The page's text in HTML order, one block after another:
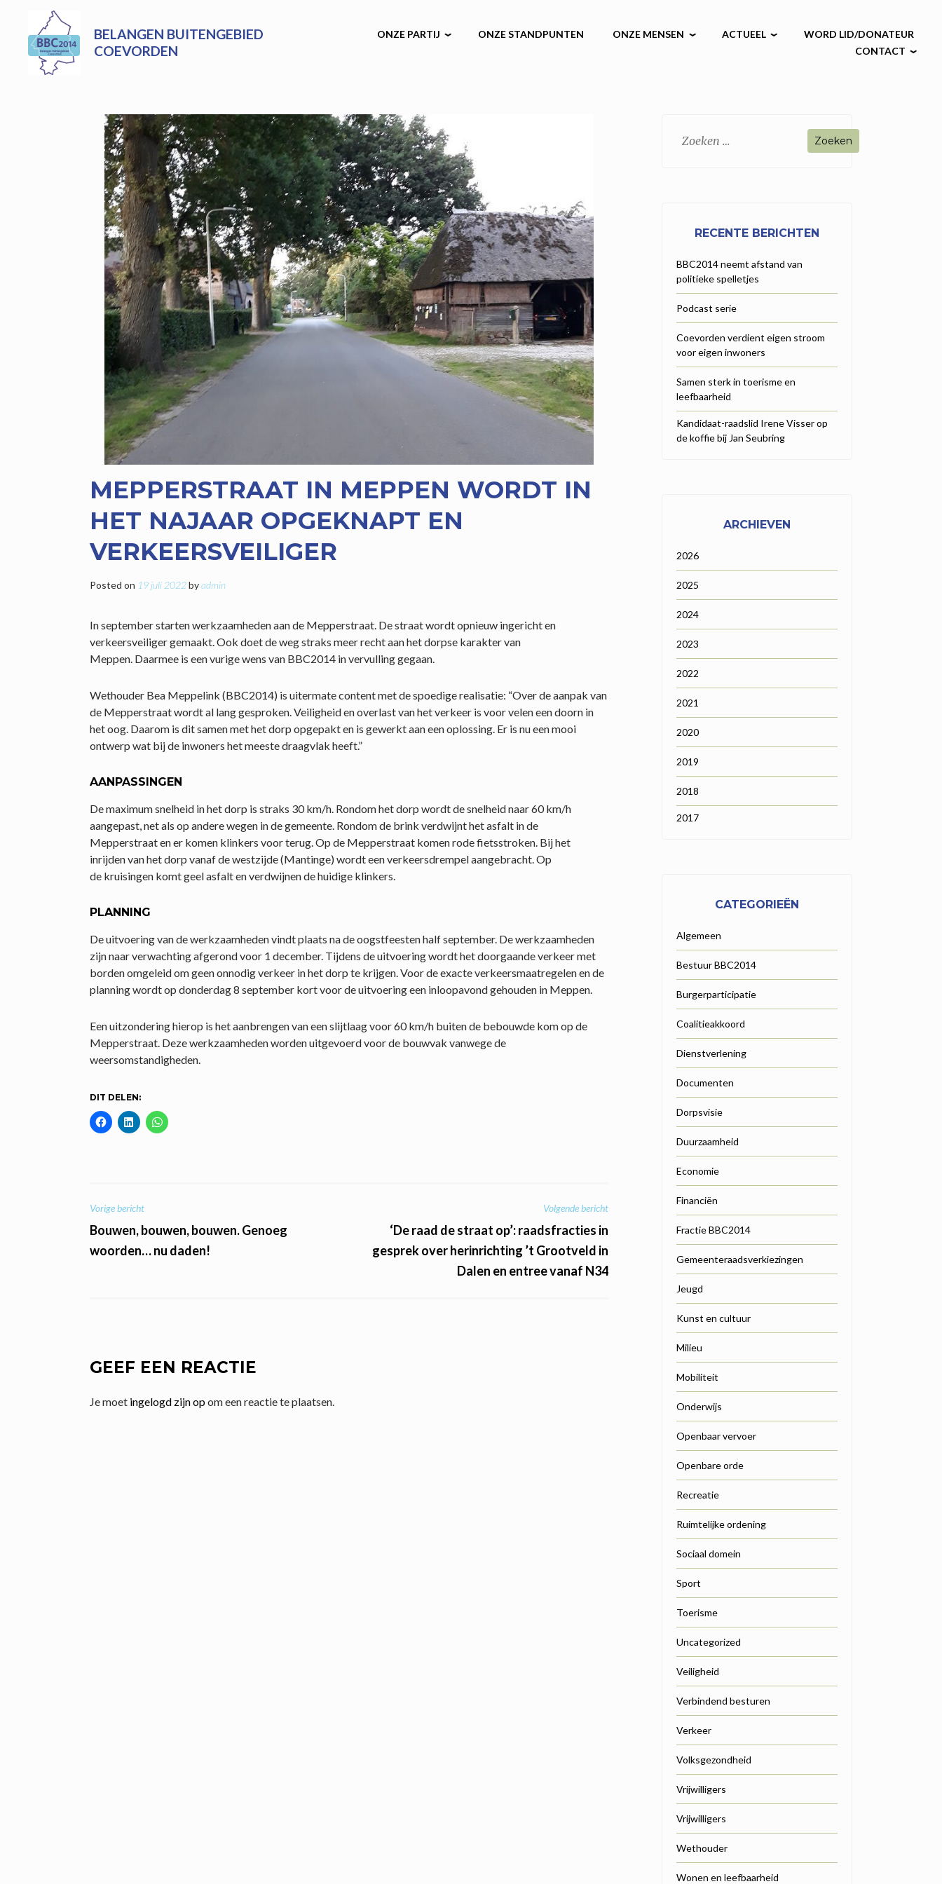
content
BELANGEN BUITENGEBIED
COEVORDEN
ONZE PARTIJ ONZE STANDPUNTEN ONZE MENSEN ACTUEEL
WORD LID/DONATEUR
CONTACT
MEPPERSTRAAT IN MEPPEN WORDT IN
HET NAJAAR OPGEKNAPT EN
VERKEERSVEILIGER
Posted on 19 juli 2022byadmin
In september starten werkzaamheden aan de Mepperstraat. De straat wordt opnieuw ingericht en
verkeersveiliger gemaakt. Ook doet de weg straks meer recht aan het dorpse karakter van
Meppen. Daarmee is een vurige wens van BBC2014 in vervulling gegaan.
Wethouder Bea Meppelink (BBC2014) is uitermate content met de spoedige realisatie: “Over de aanpak van
de Mepperstraat wordt al lang gesproken. Veiligheid en overlast van het verkeer is voor velen een doorn in
het oog. Daarom is dit samen met het dorp opgepakt en is gewerkt aan een oplossing. Er is nu een mooi
ontwerp wat bij de inwoners het meeste draagvlak heeft.”
AANPASSINGEN
De maximum snelheid in het dorp is straks 30 km/h. Rondom het dorp wordt de snelheid naar 60 km/h
aangepast, net als op andere wegen in de gemeente. Rondom de brink verdwijnt het asfalt in de
Mepperstraat en er komen klinkers voor terug. Op de Mepperstraat komen rode fietsstroken. Bij het
inrijden van het dorp vanaf de westzijde (Mantinge) wordt een verkeersdrempel aangebracht. Op
de kruisingen komt geel asfalt en verdwijnen de huidige klinkers.
PLANNING
De uitvoering van de werkzaamheden vindt plaats na de oogstfeesten half september. De werkzaamheden
zijn naar verwachting afgerond voor 1 december. Tijdens de uitvoering wordt het doorgaande verkeer met
borden omgeleid om geen onnodig verkeer in het dorp te krijgen. Voor de exacte verkeersmaatregelen en de
planning wordt op donderdag 8 september kort voor de uitvoering een inloopavond gehouden in Meppen.
Een uitzondering hierop is het aanbrengen van een slijtlaag voor 60 km/h buiten de bebouwde kom op de
Mepperstraat. Deze werkzaamheden worden uitgevoerd voor de bouwvak vanwege de
weersomstandigheden.
DIT DELEN:
BERICHT
NAVIGATIE
Vorige bericht
Bouwen, bouwen, bouwen. Genoeg
woorden… nu daden!
Volgende bericht
‘De raad de straat op’: raadsfracties in
gesprek over herinrichting ’t Grootveld in
Dalen en entree vanaf N34
GEEF EEN REACTIE
Je moet ingelogd zijn opom een reactie te plaatsen.
Zoeken
RECENTE BERICHTEN
BBC2014 neemt afstand van
politieke spelletjes
Podcast serie
Coevorden verdient eigen stroom
voor eigen inwoners
Samen sterk in toerisme en
leefbaarheid
Kandidaat-raadslid Irene Visser op
de koffie bij Jan Seubring
ARCHIEVEN
2026
2025
2024
2023
2022
2021
2020
2019
2018
2017
CATEGORIEËN
Algemeen
Bestuur BBC2014
Burgerparticipatie
Coalitieakkoord
Dienstverlening
Documenten
Dorpsvisie
Duurzaamheid
Economie
Financiën
Fractie BBC2014
Gemeenteraadsverkiezingen
Jeugd
Kunst en cultuur
Milieu
Mobiliteit
Onderwijs
Openbaar vervoer
Openbare orde
Recreatie
Ruimtelijke ordening
Sociaal domein
Sport
Toerisme
Uncategorized
Veiligheid
Verbindend besturen
Verkeer
Volksgezondheid
Vrijwilligers
Vrijwilligers
Wethouder
Wonen en leefbaarheid